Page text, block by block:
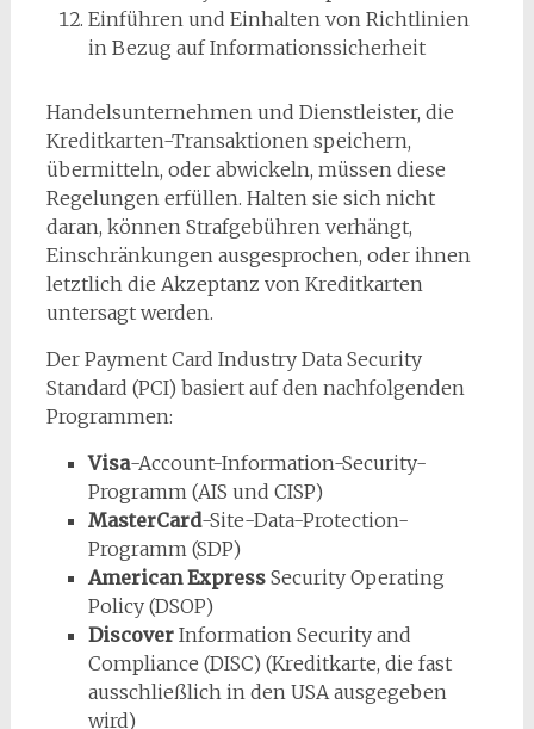
Einführen und Einhalten von Richtlinien
in Bezug auf Informationssicherheit
Handelsunternehmen und Dienstleister, die
Kreditkarten-Transaktionen speichern,
übermitteln, oder abwickeln, müssen diese
Regelungen erfüllen. Halten sie sich nicht
daran, können Strafgebühren verhängt,
Einschränkungen ausgesprochen, oder ihnen
letztlich die Akzeptanz von Kreditkarten
untersagt werden.
Der Payment Card Industry Data Security
Standard (PCI) basiert auf den nachfolgenden
Programmen:
Visa-Account-Information-Security-
Programm (AIS und CISP)
MasterCard-Site-Data-Protection-
Programm (SDP)
American ExpressSecurity Operating
Policy (DSOP)
DiscoverInformation Security and
Compliance (DISC) (Kreditkarte, die fast
ausschließlich in den USA ausgegeben
wird)